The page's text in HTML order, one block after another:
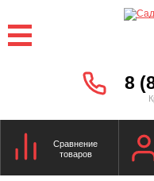
8
Сравнение
товаров